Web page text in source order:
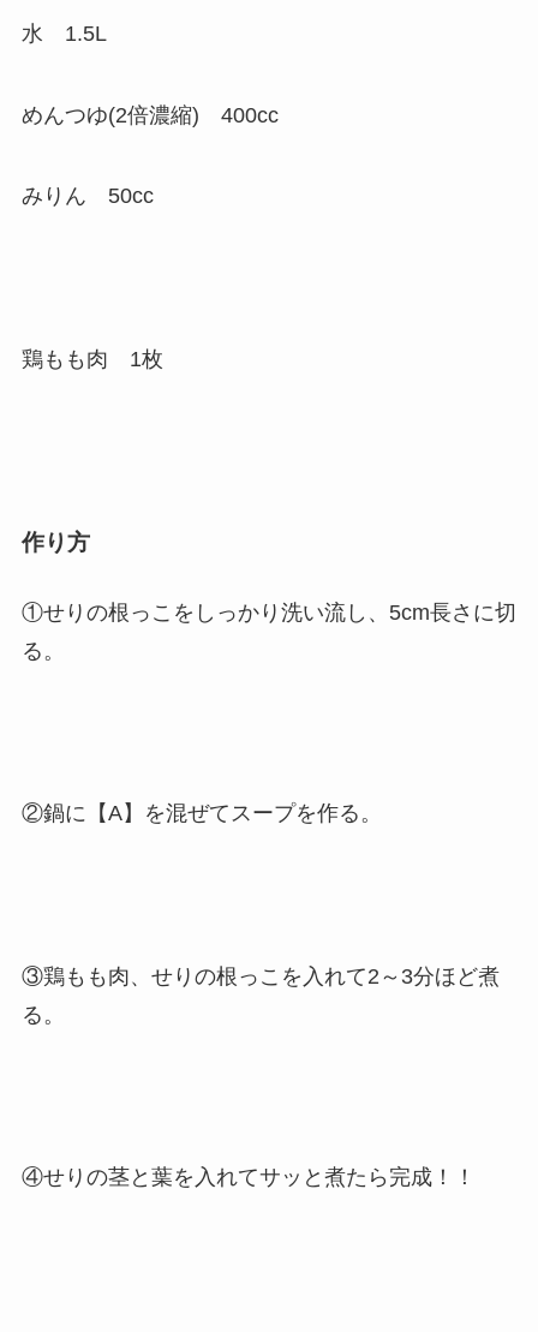
水 1.5L
めんつゆ(2倍濃縮) 400cc
みりん 50cc
鶏もも肉 1枚
作り方
①せりの根っこをしっかり洗い流し、5cm長さに切
る。
②鍋に【A】を混ぜてスープを作る。
③鶏もも肉、せりの根っこを入れて2～3分ほど煮
る。
④せりの茎と葉を入れてサッと煮たら完成！！